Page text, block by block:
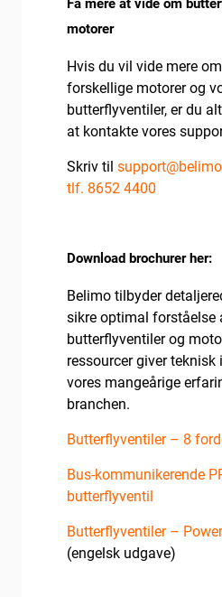
Få mere at vide om
motorer
Hvis du vil vide mere
forskellige motorer og
butterflyventiler, er du
at kontakte vores
Skriv til
tlf. 8652 4400
Download brochurer her:
Belimo tilbyder
sikre optimal forståelse
butterflyventiler og
ressourcer giver
vores mangeårige
branchen.
Butterflyventiler – 8
Bus-kommunikerende
butterflyventil
Butterflyventiler –
(engelsk udgave)